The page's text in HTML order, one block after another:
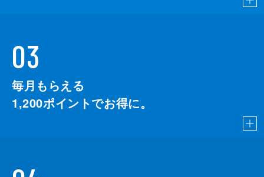
03
毎月もらえる
1,200ポイントでお得に。